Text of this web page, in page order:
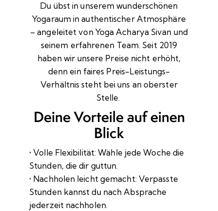
Du übst in unserem wunderschönen
Yogaraum in authentischer Atmosphäre
– angeleitet von Yoga Acharya Sivan und
seinem erfahrenen Team. Seit 2019
haben wir unsere Preise nicht erhöht,
denn ein faires Preis-Leistungs-
Verhältnis steht bei uns an oberster
Stelle.
Deine Vorteile auf einen
Blick
• Volle Flexibilität: Wähle jede Woche die
Stunden, die dir guttun.
• Nachholen leicht gemacht: Verpasste
Stunden kannst du nach Absprache
jederzeit nachholen.